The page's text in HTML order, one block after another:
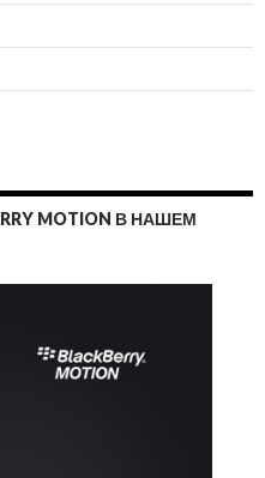
MOTION В НАШЕМ